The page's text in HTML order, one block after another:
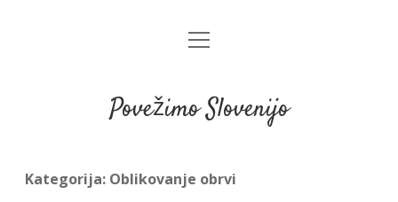
open
Povežimo Slovenijo
Kategorija: Oblikovanje obrvi